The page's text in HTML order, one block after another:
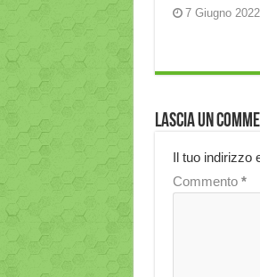
7 Giugno 2022
Lascia un
Il tuo indirizzo
Commento *